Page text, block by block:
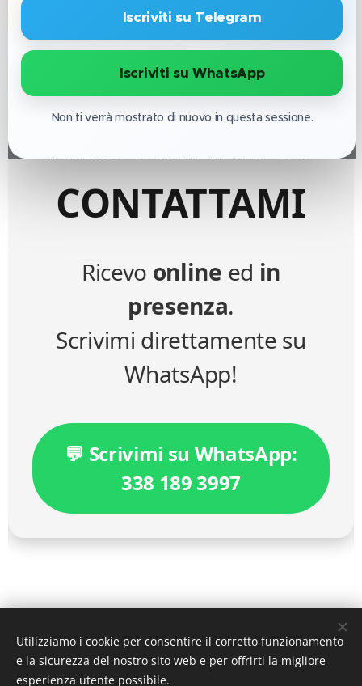
🔹 Iscriviti su Telegram
🔹 Iscriviti su WhatsApp
Non ti verrà mostrato di nuovo in questa sessione.
CONSULENZA
SU QUESTO
ARGOMENTO?
CONTATTAMI
Ricevo online ed in
presenza.
Scrivimi direttamente su
WhatsApp!
💬 Scrivimi su WhatsApp:
338 189 3997
a cura dell'avv. MicheleAlfredo Chiariello
maililperiscopiodeldiritto@gmail.com
Utilizziamo i cookie per consentire il corretto funzionamento
e la sicurezza del nostro sito web e per offrirti la migliore
esperienza utente possibile.